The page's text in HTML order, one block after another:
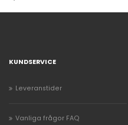
KUNDSERVICE
Leveranstider
Vanliga frågor FAQ